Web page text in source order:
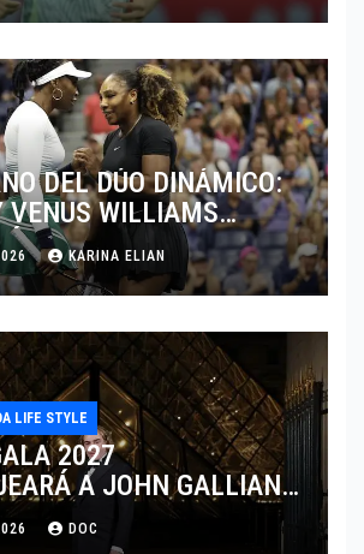
DEL DÚO DINÁMICO:
VENUS WILLIAMS
LOS DOBLES EN
2026
KARINA ELIAN
LIFE STYLE
2027
A JOHN GALLIANO
EL REGRESO DEL REY
DOC